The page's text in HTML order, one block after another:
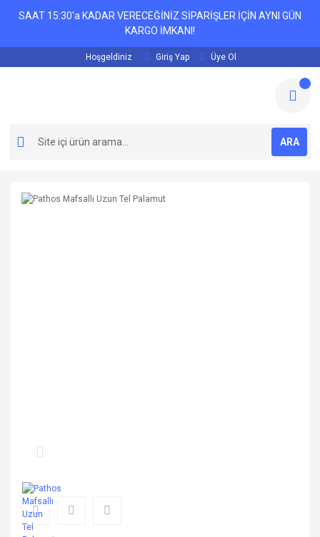
SAAT 15:30'a KADAR VERECEĞİNİZ SİPARİŞLER İÇİN AYNI GÜN
KARGO İMKANI!
Hoşgeldiniz Giriş Yap Üye Ol
ARA